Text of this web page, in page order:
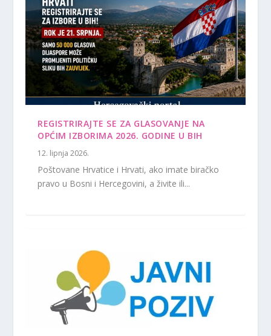
REGISTRIRAJTE SE ZA GLASOVANJE NA
OPĆIM IZBORIMA 2026. GODINE U BIH
12. lipnja 2026.
Poštovane Hrvatice i Hrvati, ako imate biračko
pravo u Bosni i Hercegovini, a živite ili...